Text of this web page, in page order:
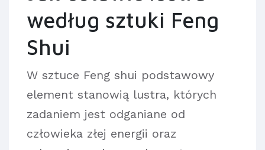
według sztuki Feng
Shui
W sztuce Feng shui podstawowy
element stanowią lustra, których
zadaniem jest odganiane od
człowieka złej energii oraz